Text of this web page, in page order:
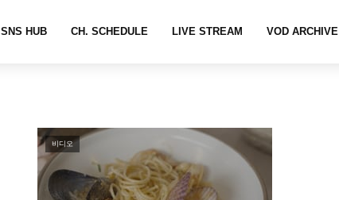
SNS HUB CH. SCHEDULE LIVE STREAM VOD ARCHIVE
비디오